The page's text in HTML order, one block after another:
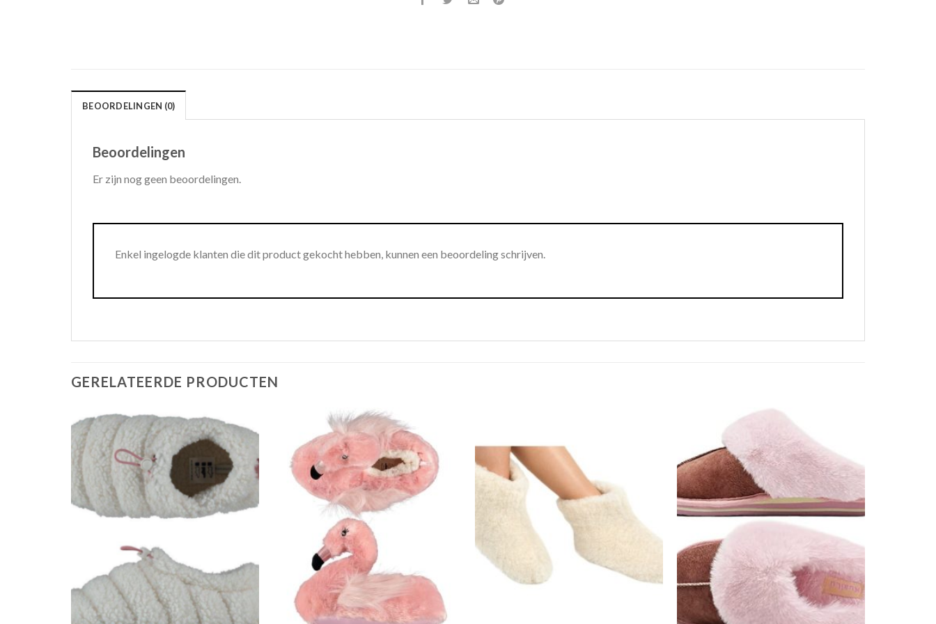
BEOORDELINGEN (0)
Beoordelingen
Er zijn nog geen beoordelingen.
Enkel ingelogde klanten die dit product gekocht hebben, kunnen een beoordeling schrijven.
GERELATEERDE PRODUCTEN